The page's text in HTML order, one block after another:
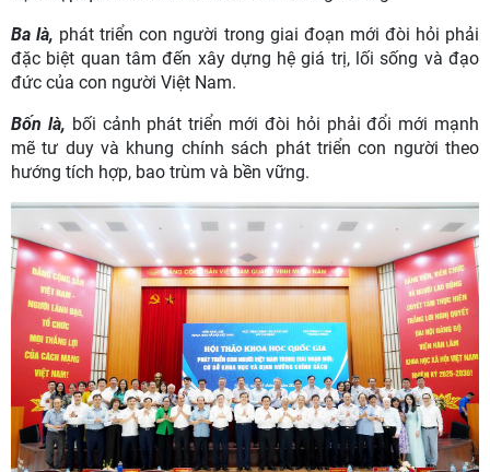
Ba là, phát triển con người trong giai đoạn mới đòi hỏi phải
đặc biệt quan tâm đến xây dựng hệ giá trị, lối sống và đạo
đức của con người Việt Nam.
Bốn là, bối cảnh phát triển mới đòi hỏi phải đổi mới mạnh
mẽ tư duy và khung chính sách phát triển con người theo
hướng tích hợp, bao trùm và bền vững.